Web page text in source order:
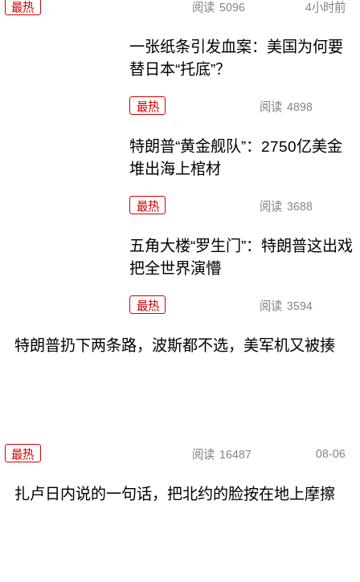
最热 阅读 5096 4小时前
一张纸条引发血案：美国为何要
替日本“托底”？
最热 阅读 4898
特朗普“黄金舰队”：2750亿美金
堆出海上棺材
最热 阅读 3688
五角大楼“罗生门”：特朗普这出戏
把全世界演懵
最热 阅读 3594
特朗普扔下两条路，波斯都不选，美军机又被揍
最热 阅读 16487 08-06
扎卢日内说的一句话，把北约的脸按在地上摩擦